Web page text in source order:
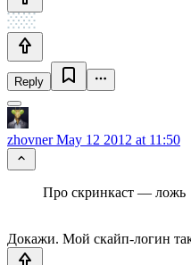
Reply
zhovnerMay 12 2012 at 11:50
Про скринкаст — ложь
Докажи. Мой скайп-логин